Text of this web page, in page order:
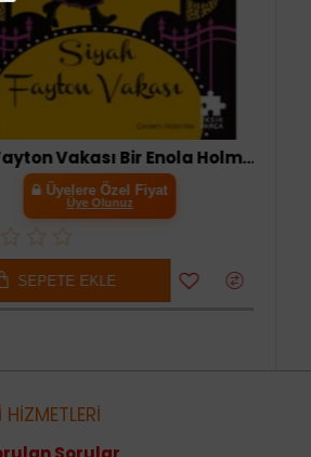
Siyah Fayton Vakası Bir Enola Holmes Gizemi
Üyelere Özel Fiyat
Üye Olunuz
SEPETE EKLE